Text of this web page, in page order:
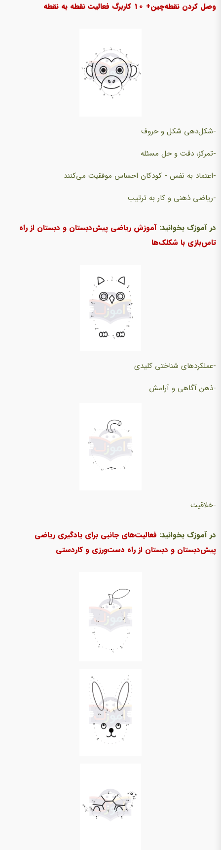
وصل کردن نقطه‌چین+ 10 کاربرگ فعالیت نقطه به نقطه
-شکل‌دهی شکل و حروف
-تمرکز، دقت و حل مسئله
-اعتماد به نفس - کودکان احساس موفقیت می‌کنند
-ریاضی ذهنی و کار به ترتیب
در آموزک بخوانید: آموزش ریاضی پیش‌دبستان و دبستان از راه
تاس‌بازی با شکلک‌ها
-عملکردهای شناختی کلیدی
-ذهن آگاهی و آرامش
-خلاقیت
در آموزک بخوانید: فعالیت‌های جانبی برای یادگیری ریاضی
پیش‌دبستان و دبستان از راه دست‌ورزی و کاردستی